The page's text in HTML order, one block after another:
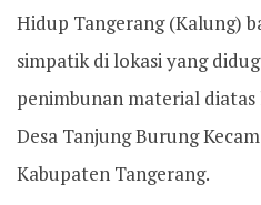
Hidup Tangerang (Kalung)
simpatik di lokasi yang
penimbunan material
Desa Tanjung Burung
Kabupaten Tangerang.